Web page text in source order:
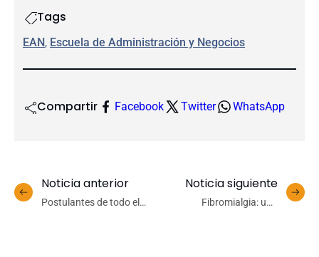
Tags
EAN, Escuela de Administración y Negocios
Compartir Facebook Twitter WhatsApp
Noticia anterior
Postulantes de todo el
Noticia siguiente
Fibromialgia: una